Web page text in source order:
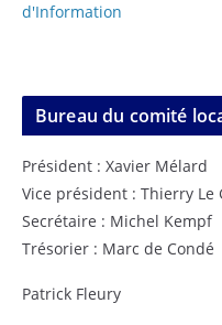
d'Information
Bureau du comité
Président : Xavier Mélard
Vice président : Thierry Le
Secrétaire : Michel Kempf
Trésorier : Marc de Condé
Patrick Fleury